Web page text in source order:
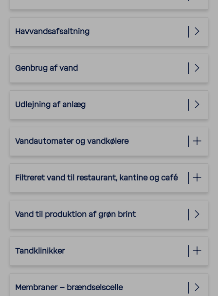
Havvands­af­salt­ning
Genbrug af vand
Udlej­ning af anlæg
Vandau­to­mater og vand­kø­lere
Filtreret vand til restau­rant, kantine og café
Vand til produk­tion af grøn brint
Tand­kli­nikker
Membraner – brænd­sels­celle